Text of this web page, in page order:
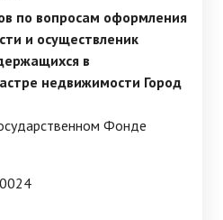
по вопросам оформления
и осуществленик
в
недвижимости Город
Фонде